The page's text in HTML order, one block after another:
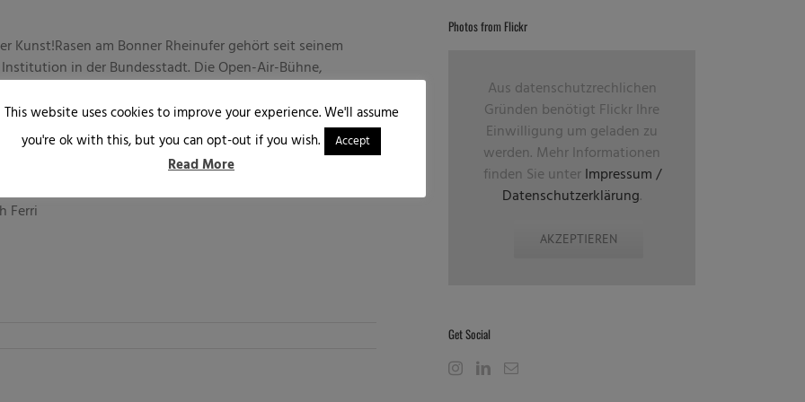
Kunst!Rasen am Bonner Rheinufer gehört seit seinem
in der Bundesstadt. Die Open-Air-Bühne,
überdachten KUNST!PALAST, finden
jeden Geschmack etwas bieten.
Ferri
Photos from Flickr
Aus datenschutzrechlichen
Gründen benötigt Flickr Ihre
Einwilligung um geladen zu
werden. Mehr Informationen
finden Sie unter Impressum /
Datenschutzerklärung.
AKZEPTIEREN
Get Social
This website uses cookies to improve your experience. We'll assume
you're ok with this, but you can opt-out if you wish.
Accept
Read More